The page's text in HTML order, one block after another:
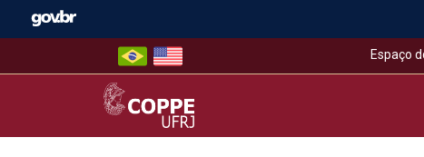
Espaço
COPPE – UFRJ